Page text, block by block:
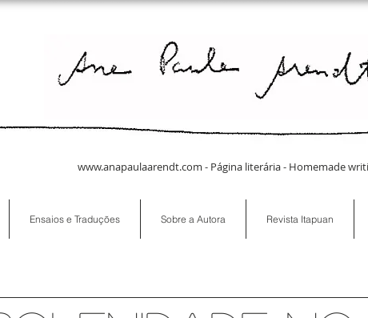
www.anapaulaarendt.com - Página literária - Homemade
Ensaios e Traduções Sobre a Autora Revista Itapuan